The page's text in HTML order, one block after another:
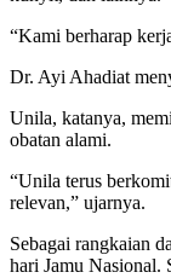
“Kami berharap
Dr. Ayi Ahadiat
Unila, katanya,
obatan alami.
“Unila terus
relevan,” ujarnya.
Sebagai rangkaian
hari Jamu Nasional.